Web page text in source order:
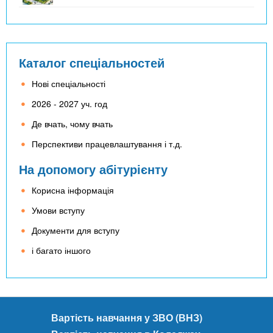
Каталог спеціальностей
Нові спеціальності
2026 - 2027 уч. год
Де вчать, чому вчать
Перспективи працевлаштування і т.д.
На допомогу абітурієнту
Корисна інформація
Умови вступу
Документи для вступу
і багато іншого
Вартість навчання у ЗВО (ВНЗ)